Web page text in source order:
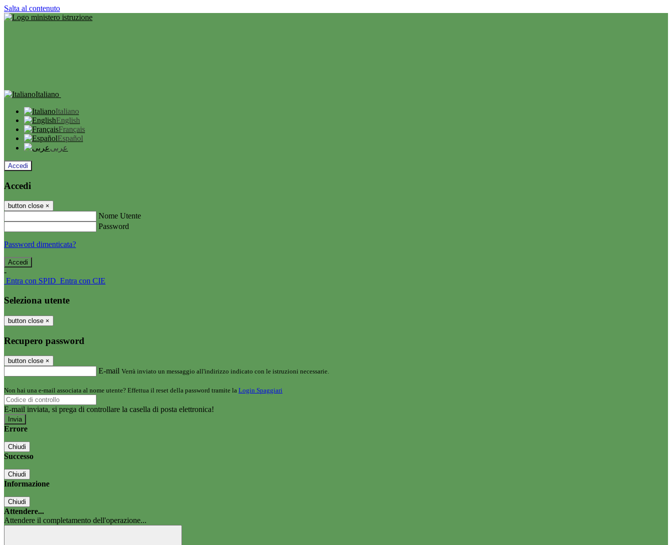
Salta al contenuto
Italiano
Italiano
English
Français
Español
عربى
Accedi
Accedi
button close ×
Nome Utente
Password
Password dimenticata?
-
Entra con SPID Entra con CIE
Seleziona utente
button close ×
Recupero password
button close ×
E-mail Verrà inviato un messaggio all'indirizzo indicato con le istruzioni necessarie.
Non hai una e-mail associata al nome utente? Effettua il reset della password tramite la Login Spaggiari
E-mail inviata, si prega di controllare la casella di posta elettronica!
Errore
Chiudi
Successo
Chiudi
Informazione
Chiudi
Attendere...
Attendere il completamento dell'operazione...